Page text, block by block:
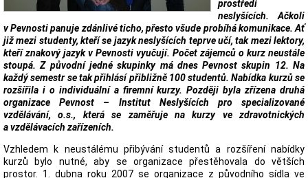
prostředí
neslyšících. Ačkoli
v Pevnosti panuje zdánlivé ticho, přesto všude probíhá komunikace. Ať
již mezi studenty, kteří se jazyk neslyšících teprve učí, tak mezi lektory,
kteří znakový jazyk v Pevnosti vyučují. Počet zájemců o kurz neustále
stoupá. Z původní jedné skupinky má dnes Pevnost skupin 12. Na
každý semestr se tak přihlásí přibližně 100 studentů. Nabídka kurzů se
rozšířila i o individuální a firemní kurzy. Později byla zřízena druhá
organizace Pevnost – Institut Neslyšících pro specializované
vzdělávání, o.s., která se zaměřuje na kurzy ve zdravotnických
a vzdělávacích zařízeních.
Vzhledem k neustálému přibývání studentů a rozšíření nabídky
kurzů bylo nutné, aby se organizace přestěhovala do větších
prostor. 1. dubna roku 2007 se organizace z původního sídla ve